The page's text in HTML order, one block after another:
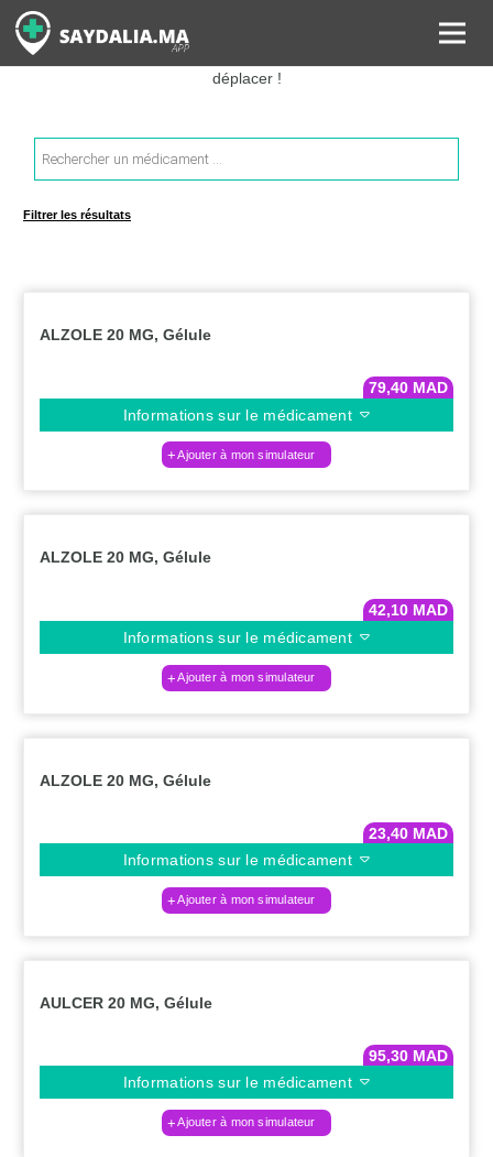
Rechercher les informations sur vos médicaments, leurs prix et
estimer ainsi le coût total de votre ordonnance, sans vous
déplacer !
Recherche
de
produits
Filtrer les résultats
ALZOLE 20 MG, Gélule
79,40 MAD
Informations sur le médicament
Ajouter à mon simulateur
ALZOLE 20 MG, Gélule
42,10 MAD
Informations sur le médicament
Ajouter à mon simulateur
ALZOLE 20 MG, Gélule
23,40 MAD
Informations sur le médicament
Ajouter à mon simulateur
AULCER 20 MG, Gélule
95,30 MAD
Informations sur le médicament
Ajouter à mon simulateur